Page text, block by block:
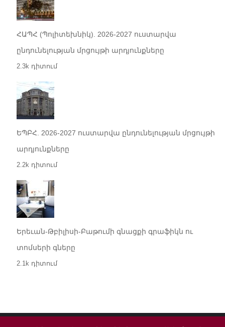
ՀԱՊՀ (Պոլիտեխնիկ). 2026-2027 ուստարվա
ընդունելության մրցույթի արդյունքները
2.3k դիտում
ԵՊԲՀ. 2026-2027 ուստարվա ընդունելության մրցույթի
արդյունքները
2.2k դիտում
Երեւան-Թբիլիսի-Բաթումի գնացքի գրաֆիկն ու
տոմսերի գները
2.1k դիտում